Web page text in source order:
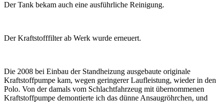
Der Tank bekam auch eine ausführliche Reinigung.
Der Kraftstofffilter ab Werk wurde erneuert.
Die 2008 bei Einbau der Standheizung ausgebaute originale
Kraftstoffpumpe kam, wegen geringerer Laufleistung, wieder in den
Polo. Von der damals vom Schlachtfahrzeug mit übernommenen
Kraftstoffpumpe demontierte ich das dünne Ansaugröhrchen, und